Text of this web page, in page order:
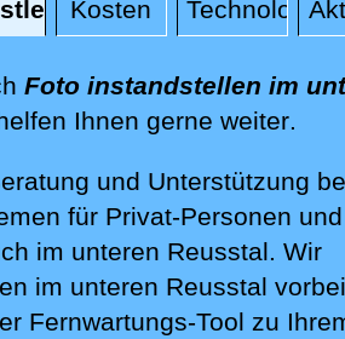
Kosten Technologie
Foto instandstellen im
Ihnen gerne weiter.
und Unterstützung
für Privat-Personen und
im unteren Reusstal. Wir
im unteren Reusstal
Fernwartungs-Tool zu